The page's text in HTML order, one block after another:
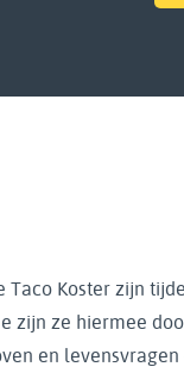
Koster zijn
zijn ze hiermee
en